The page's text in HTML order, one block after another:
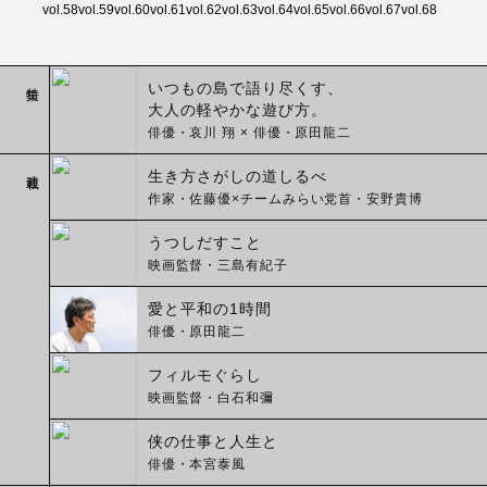
vol.58vol.59vol.60vol.61vol.62vol.63vol.64vol.65vol.66vol.67vol.68
いつもの島で語り尽くす、
大人の軽やかな遊び方。
俳優・哀川 翔 × 俳優・原田龍二
生き方さがしの道しるべ
作家・佐藤優×チームみらい党首・安野貴博
うつしだすこと
映画監督・三島有紀子
愛と平和の1時間
俳優・原田龍二
フィルモぐらし
映画監督・白石和彌
侠の仕事と人生と
俳優・本宮泰風